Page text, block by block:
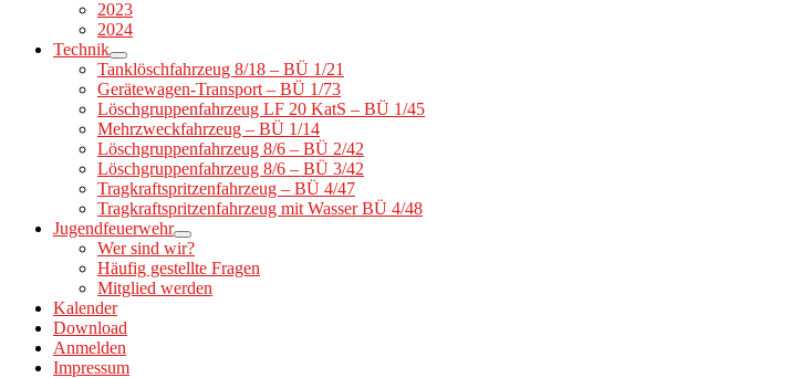
2023
2024
Technik
Tanklöschfahrzeug 8/18 – BÜ 1/21
Gerätewagen-Transport – BÜ 1/73
Löschgruppenfahrzeug LF 20 KatS – BÜ 1/45
Mehrzweckfahrzeug – BÜ 1/14
Löschgruppenfahrzeug 8/6 – BÜ 2/42
Löschgruppenfahrzeug 8/6 – BÜ 3/42
Tragkraftspritzenfahrzeug – BÜ 4/47
Tragkraftspritzenfahrzeug mit Wasser BÜ 4/48
Jugendfeuerwehr
Wer sind wir?
Häufig gestellte Fragen
Mitglied werden
Kalender
Download
Anmelden
Impressum